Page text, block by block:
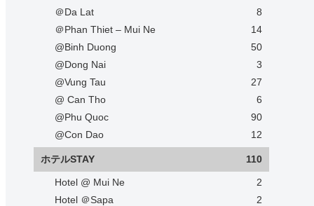
＠Da Lat
8
＠Phan Thiet – Mui Ne
14
@Binh Duong
50
@Dong Nai
3
@Vung Tau
27
@ Can Tho
6
@Phu Quoc
90
@Con Dao
12
ホテルSTAY 110
Hotel @ Mui Ne
2
Hotel ＠Sapa
2